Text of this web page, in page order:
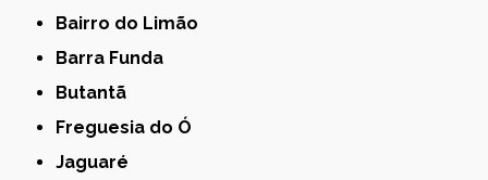
Bairro do Limão
Barra Funda
Butantã
Freguesia do Ó
Jaguaré